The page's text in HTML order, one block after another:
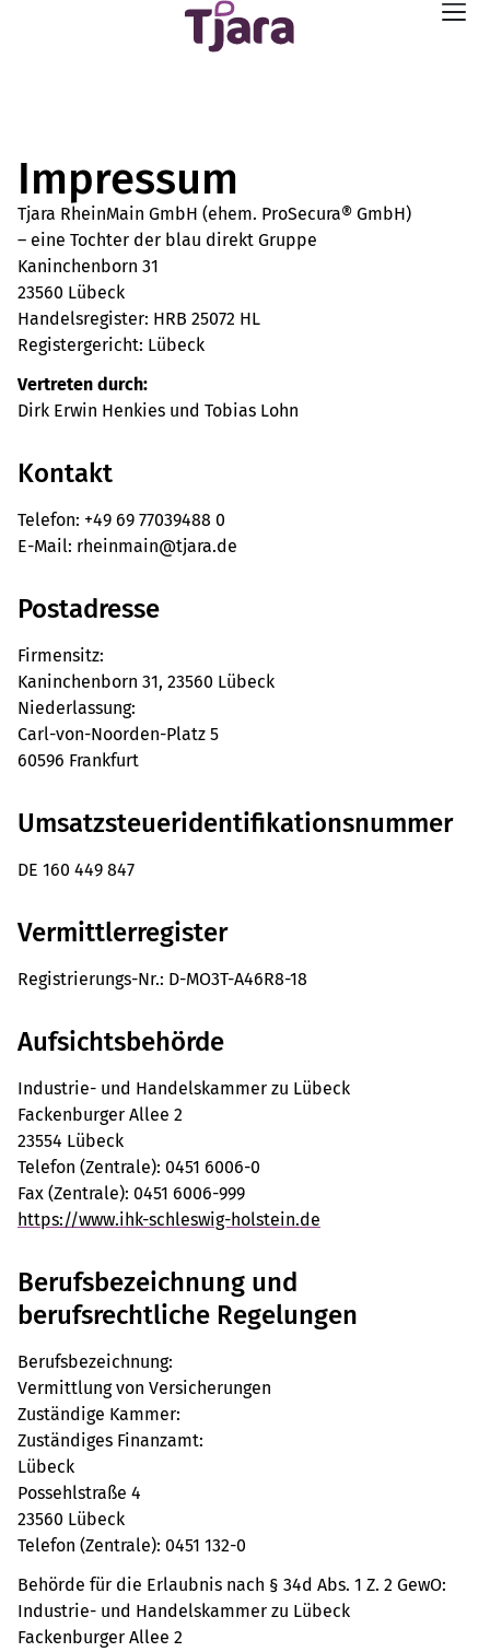
Impressum
Tjara RheinMain GmbH (ehem. ProSecura® GmbH)
– eine Tochter der blau direkt Gruppe
Kaninchenborn 31
23560 Lübeck
Handelsregister: HRB 25072 HL
Registergericht: Lübeck
Vertreten durch:
Dirk Erwin Henkies und Tobias Lohn
Kontakt
Telefon: +49 69 77039488 0
E-Mail: rheinmain@tjara.de
Postadresse
Firmensitz:
Kaninchenborn 31, 23560 Lübeck
Niederlassung:
Carl-von-Noorden-Platz 5
60596 Frankfurt
Umsatzsteueridentifikationsnummer
DE 160 449 847
Vermittlerregister
Registrierungs-Nr.: D-MO3T-A46R8-18
Aufsichtsbehörde
Industrie- und Handelskammer zu Lübeck
Fackenburger Allee 2
23554 Lübeck
Telefon (Zentrale): 0451 6006-0
Fax (Zentrale): 0451 6006-999
https://www.ihk-schleswig-holstein.de
Berufsbezeichnung und
berufsrechtliche Regelungen
Berufsbezeichnung:
Vermittlung von Versicherungen
Zuständige Kammer:
Zuständiges Finanzamt:
Lübeck
Possehlstraße 4
23560 Lübeck
Telefon (Zentrale): 0451 132-0
Behörde für die Erlaubnis nach § 34d Abs. 1 Z. 2 GewO:
Industrie- und Handelskammer zu Lübeck
Fackenburger Allee 2